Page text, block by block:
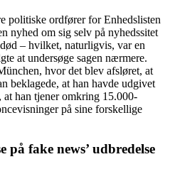
politiske ordfører for Enhedslisten
nyhed om sig selv på nyhedssitet
– hvilket, naturligvis, var en
at undersøge sagen nærmere.
hvor det blev afsløret, at
beklagede, at han havde udgivet
han tjener omkring 15.000-
på sine forskellige
på fake news’ udbredelse